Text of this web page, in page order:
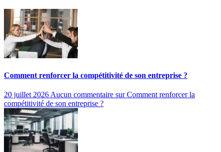
Comment renforcer la compétitivité de son entreprise ?
20 juillet 2026 Aucun commentaire sur Comment renforcer la
compétitivité de son entreprise ?